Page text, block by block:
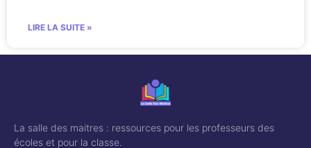
LIRE LA SUITE »
La salle des maitres : ressources pour les professeurs des
écoles et pour la classe.